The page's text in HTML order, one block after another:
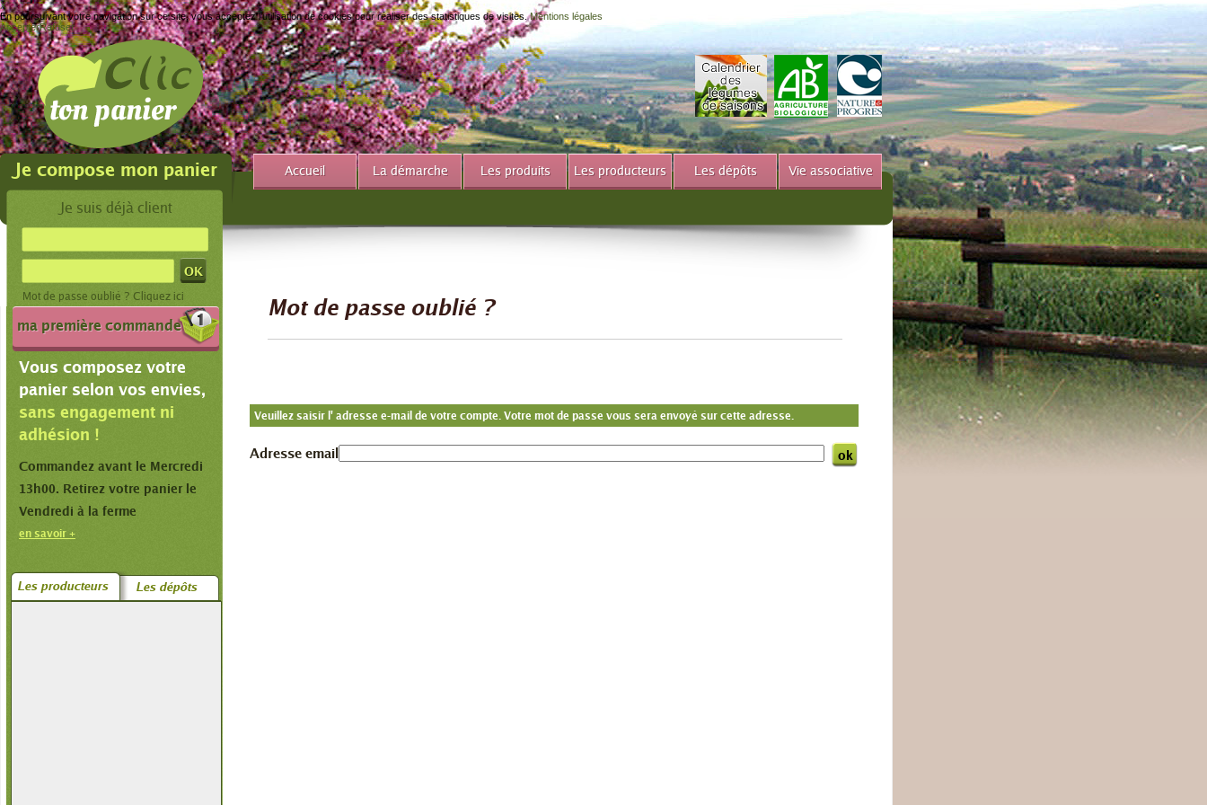
X
En poursuivant votre navigation sur ce site, vous acceptez l’utilisation de cookies pour réaliser des statistiques de visites.Mentions légales
AccepterRefuser
Je compose mon panier
Je suis déjà client
Mot de passe oublié ? Cliquez ici
Accueil La démarche Les produits Les producteurs Les dépôts Vie associative
ma première commande
Vous composez votre
panier selon vos envies,
sans engagement ni
adhésion !
Commandez avant le Mercredi
13h00. Retirez votre panier le
Vendredi à la ferme
en savoir +
Les producteurs Les dépôts
Mot de passe oublié ?
Veuillez saisir l' adresse e-mail de votre compte. Votre mot de passe vous sera envoyé sur cette adresse.
Adresse email